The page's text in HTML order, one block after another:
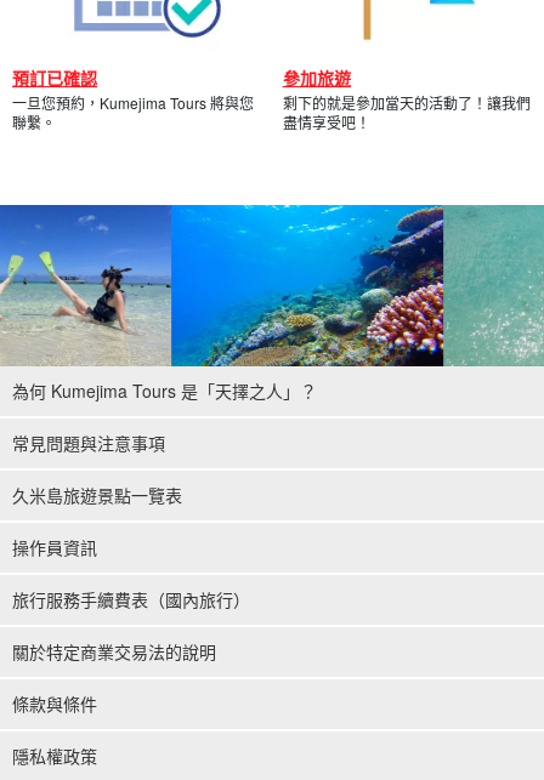
預訂已確認
一旦您預約，Kumejima Tours 將與您
聯繫。
參加旅遊
剩下的就是參加當天的活動了！讓我們
盡情享受吧！
為何 Kumejima Tours 是「天擇之人」？
常見問題與注意事項
久米島旅遊景點一覽表
操作員資訊
旅行服務手續費表（國內旅行）
關於特定商業交易法的說明
條款與條件
隱私權政策